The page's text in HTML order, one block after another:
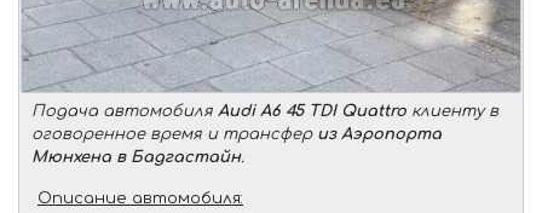
Подача автомобиля Audi A6 45 TDI Quattro клиенту в
оговоренное время и трансфер из Аэропорта
Мюнхена в Бадгастайн.
Описание автомобиля: